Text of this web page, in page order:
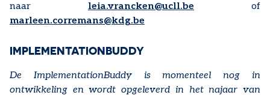
naar leia.vrancken@ucll.be of
marleen.corremans@kdg.be
IMPLEMENTATIONBUDDY
De ImplementationBuddy is momenteel nog in
ontwikkeling en wordt opgeleverd in het najaar van